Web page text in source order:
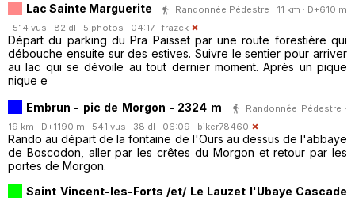
Lac Sainte Marguerite
Randonnée Pédestre · 11 km · D+610 m
· 514 vus · 82 dl · 5 photos · 04:17 · frazck
Départ du parking du Pra Paisset par une route forestière qui
débouche ensuite sur des estives. Suivre le sentier pour arriver
au lac qui se dévoile au tout dernier moment. Après un pique
nique e
Embrun - pic de Morgon - 2324 m
Randonnée Pédestre ·
19 km · D+1190 m · 541 vus · 38 dl · 06:09 · biker78460
Rando au départ de la fontaine de l'Ours au dessus de l'abbaye
de Boscodon, aller par les crêtes du Morgon et retour par les
portes de Morgon.
Saint Vincent-les-Forts /et/ Le Lauzet l'Ubaye Cascade